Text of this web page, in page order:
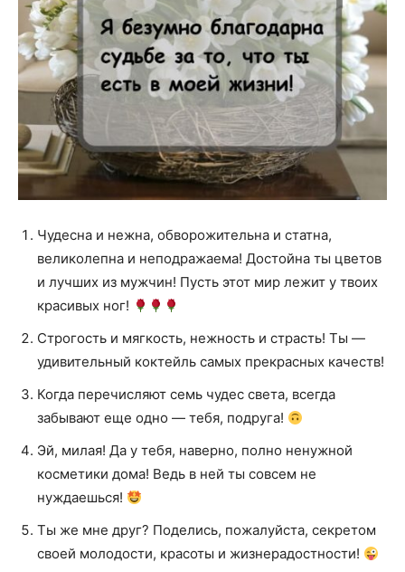
Чудесна и нежна, обворожительна и статна,
великолепна и неподражаема! Достойна ты цветов
и лучших из мужчин! Пусть этот мир лежит у твоих
красивых ног!
Строгость и мягкость, нежность и страсть! Ты —
удивительный коктейль самых прекрасных качеств!
Когда перечисляют семь чудес света, всегда
забывают еще одно — тебя, подруга!
Эй, милая! Да у тебя, наверно, полно ненужной
косметики дома! Ведь в ней ты совсем не
нуждаешься!
Ты же мне друг? Поделись, пожалуйста, секретом
своей молодости, красоты и жизнерадостности!